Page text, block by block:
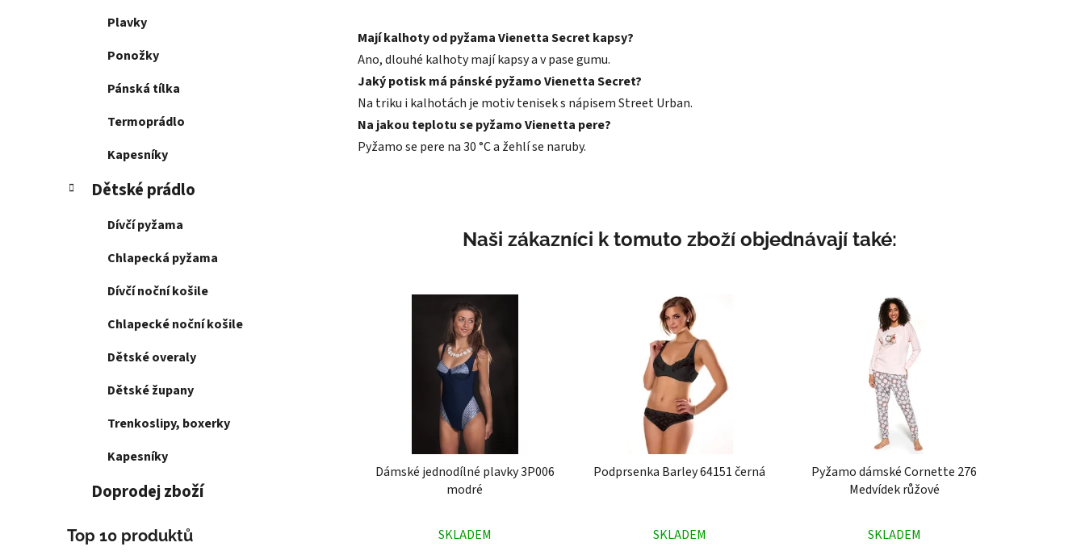
Plavky
Ponožky
Pánská tílka
Termoprádlo
Kapesníky
Dětské prádlo
Dívčí pyžama
Chlapecká pyžama
Dívčí noční košile
Chlapecké noční košile
Dětské overaly
Dětské župany
Trenkoslipy, boxerky
Kapesníky
Doprodej zboží
Top 10 produktů
Mají kalhoty od pyžama Vienetta Secret kapsy?
Ano, dlouhé kalhoty mají kapsy a v pase gumu.
Jaký potisk má pánské pyžamo Vienetta Secret?
Na triku i kalhotách je motiv tenisek s nápisem Street Urban.
Na jakou teplotu se pyžamo Vienetta pere?
Pyžamo se pere na 30 °C a žehlí se naruby.
Naši zákazníci k tomuto zboží objednávají také:
Dámské jednodílné plavky 3P006
modré
hodnocení
SKLADEM
Podprsenka Barley 64151 černá
hodnocení
SKLADEM
Pyžamo dámské Cornette 276
Medvídek růžové
hodnocení
SKLADEM